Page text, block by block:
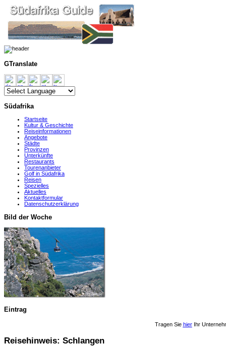
GTranslate
Südafrika
Startseite
Kultur & Geschichte
Reiseinformationen
Angebote
Städte
Provinzen
Unterkünfte
Restaurants
Tourenanbieter
Golf in Südafrika
Reisen
Spezielles
Aktuelles
Kontaktformular
Datenschutzerklärung
Bild der Woche
Eintrag
Tragen Sie hierIhr
Reisehinweis: Schlangen